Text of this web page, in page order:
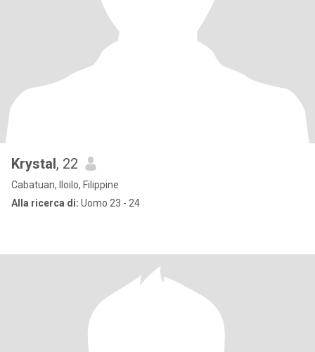
Krystal, 22
Cabatuan, Iloilo, Filippine
Alla ricerca di: Uomo 23 - 24